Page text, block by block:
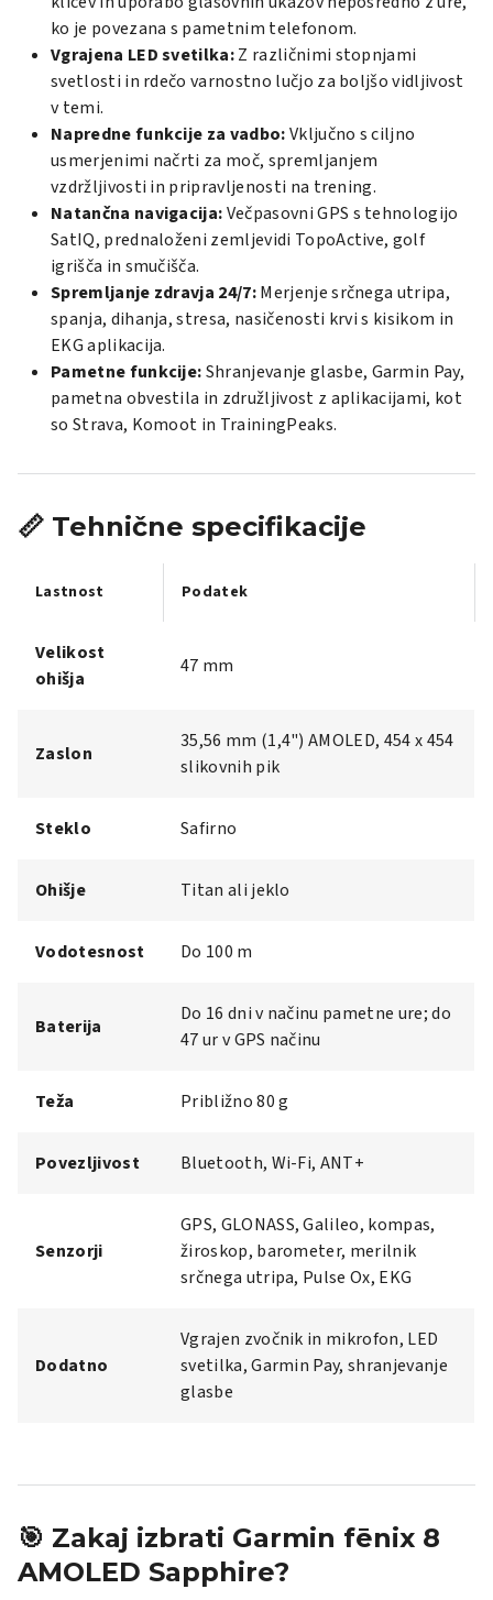
ko je povezana s pametnim telefonom.
Vgrajena LED svetilka:Z različnimi stopnjami
svetlosti in rdečo varnostno lučjo za boljšo vidljivost
v temi.
Napredne funkcije za vadbo:Vključno s ciljno
usmerjenimi načrti za moč, spremljanjem
vzdržljivosti in pripravljenosti na trening.
Natančna navigacija:Večpasovni GPS s tehnologijo
SatIQ, prednaloženi zemljevidi TopoActive, golf
igrišča in smučišča.
Spremljanje zdravja 24/7:Merjenje srčnega utripa,
spanja, dihanja, stresa, nasičenosti krvi s kisikom in
EKG aplikacija.
Pametne funkcije:Shranjevanje glasbe, Garmin Pay,
pametna obvestila in združljivost z aplikacijami, kot
so Strava, Komoot in TrainingPeaks.
📏 Tehnične specifikacije
Lastnost Podatek
Velikost
ohišja
47 mm
Zaslon
35,56 mm (1,4") AMOLED, 454 x 454
slikovnih pik
Steklo Safirno
Ohišje Titan ali jeklo
Vodotesnost Do 100 m
Baterija
Do 16 dni v načinu pametne ure; do
47 ur v GPS načinu
Teža Približno 80 g
Povezljivost Bluetooth, Wi-Fi, ANT+
Senzorji
GPS, GLONASS, Galileo, kompas,
žiroskop, barometer, merilnik
srčnega utripa, Pulse Ox, EKG
Dodatno
Vgrajen zvočnik in mikrofon, LED
svetilka, Garmin Pay, shranjevanje
glasbe
🎯 Zakaj izbrati Garmin fēnix 8
AMOLED Sapphire?